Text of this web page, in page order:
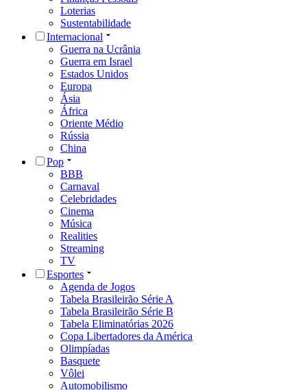
Loterias
Sustentabilidade
Internacional
Guerra na Ucrânia
Guerra em Israel
Estados Unidos
Europa
Ásia
África
Oriente Médio
Rússia
China
Pop
BBB
Carnaval
Celebridades
Cinema
Música
Realities
Streaming
TV
Esportes
Agenda de Jogos
Tabela Brasileirão Série A
Tabela Brasileirão Série B
Tabela Eliminatórias 2026
Copa Libertadores da América
Olimpíadas
Basquete
Vôlei
Automobilismo